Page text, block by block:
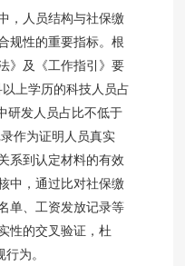
，人员结构与社保缴
规性的重要指标。根
》及《工作指引》要
上学历的科技人员占
研发人员占比不低于
作为证明人员真实
系到认定材料的有效
中，通过比对社保缴
单、工资发放记录等
性的交叉验证，杜
为。